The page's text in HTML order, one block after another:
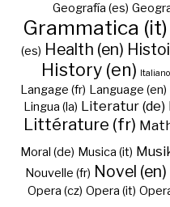
Geografía (es)
Grammatica (it)
(es) Health (en)
History (en) Italiano
Langage (fr) Language (en)
Lingua (la) Literatur (de)
Littérature (fr)
Moral (de) Musica (it)
Nouvelle (fr) Novel (en)
Opera (cz) Opera (it)